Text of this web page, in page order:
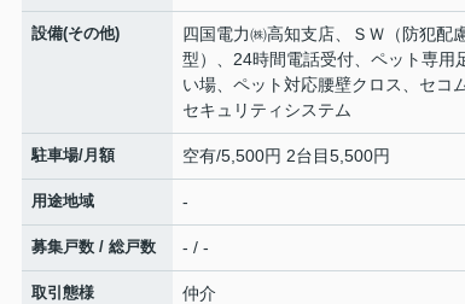
設備(その他)
四国電力㈱高知支店、ＳＷ（防犯配
型）、24時間電話受付、ペット専用
い場、ペット対応腰壁クロス、セコ
セキュリティシステム
駐車場/月額 空有/5,500円 2台目5,500円
用途地域 -
募集戸数 / 総戸数 - / -
取引態様 仲介